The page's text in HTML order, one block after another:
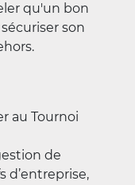
qu'un bon
son
au Tournoi
de
d’entreprise,